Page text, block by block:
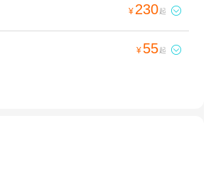
¥ 230起 
¥ 55起 